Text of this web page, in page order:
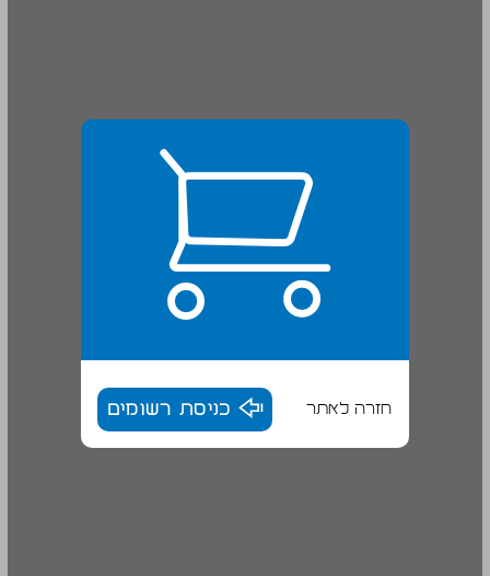
חזרה לאתר כניסת רשומים